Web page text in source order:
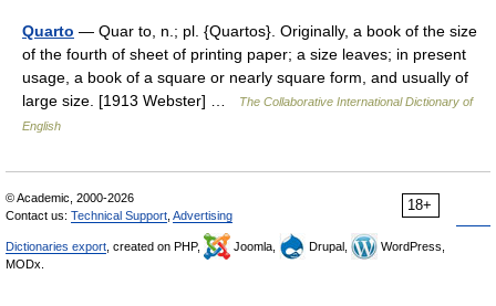
Quarto — Quar to, n.; pl. {Quartos}. Originally, a book of the size
of the fourth of sheet of printing paper; a size leaves; in present
usage, a book of a square or nearly square form, and usually of
large size. [1913 Webster] …
The Collaborative International Dictionary of
English
18+
© Academic, 2000-2026
Contact us: Technical Support Advertising
Dictionaries export , created on PHP, Joomla, Drupal,
WordPress,
MODx.